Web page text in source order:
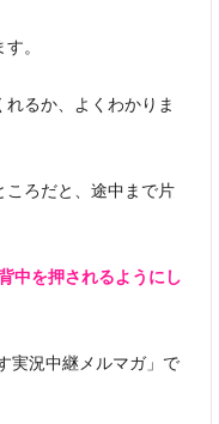
。
るか、よくわかりま
ろだと、途中まで片
中を押されるようにし
実況中継メルマガ」で